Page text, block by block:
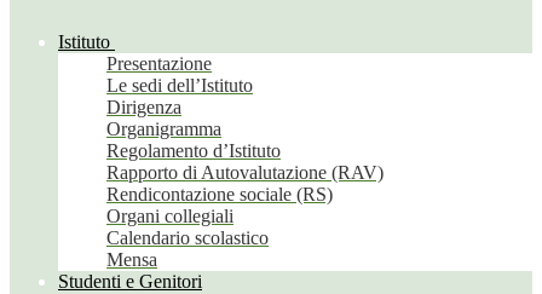
Istituto
Presentazione
Le sedi dell’Istituto
Dirigenza
Organigramma
Regolamento d’Istituto
Rapporto di Autovalutazione (RAV)
Rendicontazione sociale (RS)
Organi collegiali
Calendario scolastico
Mensa
Studenti e Genitori